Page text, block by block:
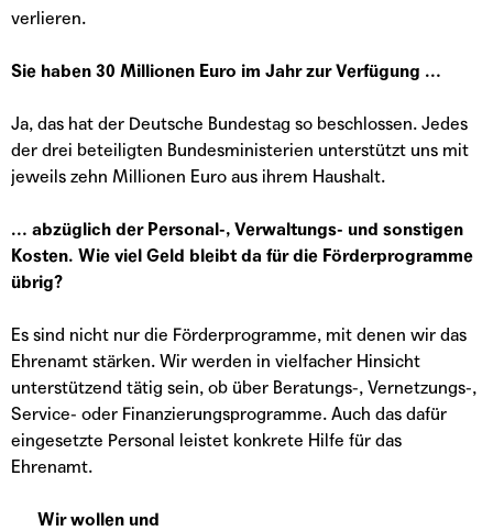
verlieren.
Sie haben 30 Millionen Euro im Jahr zur Verfügung …
Ja, das hat der Deutsche Bundestag so beschlossen. Jedes
der drei beteiligten Bundesministerien unterstützt uns mit
jeweils zehn Millionen Euro aus ihrem Haushalt.
… abzüglich der Personal-, Verwaltungs- und sonstigen
Kosten. Wie viel Geld bleibt da für die Förderprogramme
übrig?
Es sind nicht nur die Förderprogramme, mit denen wir das
Ehrenamt stärken. Wir werden in vielfacher Hinsicht
unterstützend tätig sein, ob über Beratungs-, Vernetzungs-,
Service- oder Finanzierungsprogramme. Auch das dafür
eingesetzte Personal leistet konkrete Hilfe für das
Ehrenamt.
Wir wollen und